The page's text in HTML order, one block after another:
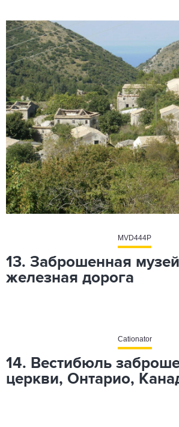
MVD444P
13. Заброшенная
железная дорога
Cationator
14. Вестибюль
церкви, Онтарио,